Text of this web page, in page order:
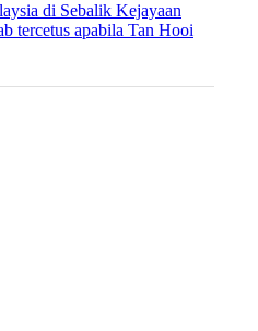
di Sebalik Kejayaan
tercetus apabila Tan Hooi